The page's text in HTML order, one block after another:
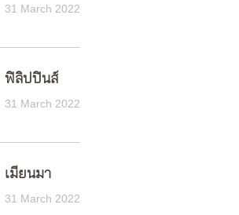
31 March 2022
ฟิลิปปินส์
31 March 2022
เมียนมา
31 March 2022